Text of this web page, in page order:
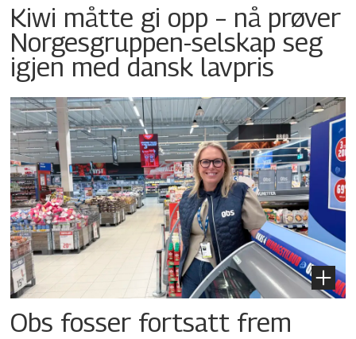
Kiwi måtte gi opp – nå prøver
Norgesgruppen-selskap seg
igjen med dansk lavpris
Obs fosser fortsatt frem